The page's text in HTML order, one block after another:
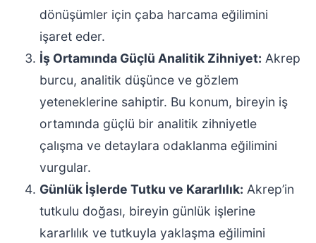
dönüşümler için çaba harcama eğilimini
işaret eder.
İş Ortamında Güçlü Analitik Zihniyet: Akrep
burcu, analitik düşünce ve gözlem
yeteneklerine sahiptir. Bu konum, bireyin iş
ortamında güçlü bir analitik zihniyetle
çalışma ve detaylara odaklanma eğilimini
vurgular.
Günlük İşlerde Tutku ve Kararlılık: Akrep’in
tutkulu doğası, bireyin günlük işlerine
kararlılık ve tutkuyla yaklaşma eğilimini